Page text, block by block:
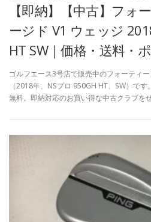
【即納】【中古】フォ
ージド V1 ウェッジ
HT SW｜価格・送料・
ゴルフエース3号店で販売中のフォーティ
（2018年、NSプロ 950GH HT、SW）で
無料。即納対応のお買い得な中古クラブを